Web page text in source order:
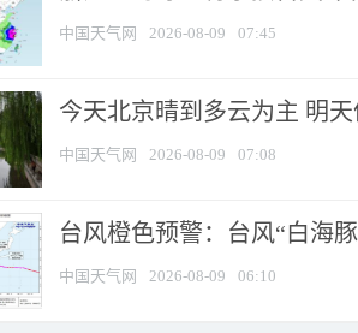
中国天气网 2026-08-09 07:45
今天北京晴到多云为主 明
中国天气网 2026-08-09 07:08
台风橙色预警：台风“白海
中国天气网 2026-08-09 06:10